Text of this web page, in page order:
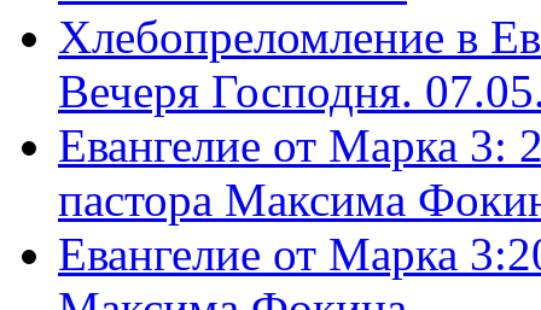
Хлебопреломление в
Вечеря Господня.
Евангелие от Марка 3:
пастора Максима
Евангелие от Марка